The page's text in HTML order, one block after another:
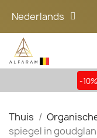
Nederlands
-10%
Thuis
spiegel in